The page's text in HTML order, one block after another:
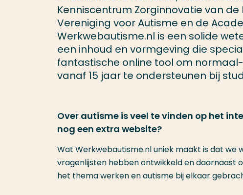
Kenniscentrum Zorginnovatie van
Vereniging voor Autisme en de
Werkwebautisme.nl is een solide
een inhoud en vormgeving die
fantastische online tool om
vanaf 15 jaar te ondersteunen bij
Over autisme is veel te vinden op het
nog een extra website?
Wat Werkwebautisme.nl uniek maakt is dat we
vragenlijsten hebben ontwikkeld en daarnaast
het thema werken en autisme bij elkaar